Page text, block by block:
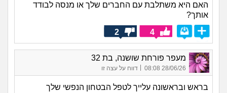
האם היא משתלבת עם החברים שלך או מנסה לבודד
אותך?
4
2
מעפר פורחת שושנה, בת 32
28/06/26 08:08
| דווח על עצה זו
בראש ובראשונה עלייך לטפל הבטחון הנפשי שלך